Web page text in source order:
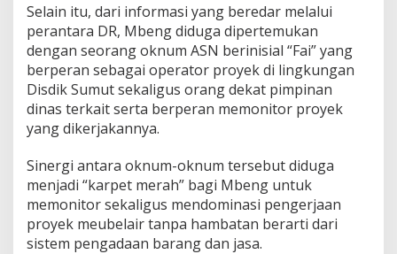
u
m
u
t
:
U
s
u
T
u
n
t
a
s
Selain itu, dari informasi yang beredar melalui
perantara DR, Mbeng diduga dipertemukan
dengan seorang oknum ASN berinisial “Fai” yang
berperan sebagai operator proyek di lingkungan
Disdik Sumut sekaligus orang dekat pimpinan
dinas terkait serta berperan memonitor proyek
yang dikerjakannya.
Sinergi antara oknum-oknum tersebut diduga
menjadi “karpet merah” bagi Mbeng untuk
memonitor sekaligus mendominasi pengerjaan
proyek meubelair tanpa hambatan berarti dari
sistem pengadaan barang dan jasa.